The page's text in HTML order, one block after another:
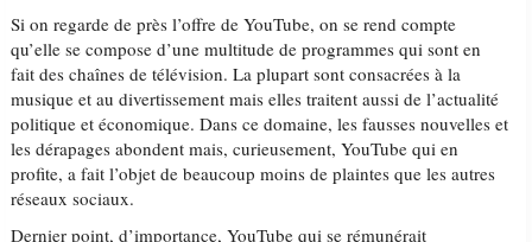
Si on regarde de près l’offre de YouTube, on se rend compte
qu’elle se compose d’une multitude de programmes qui sont en
fait des chaînes de télévision. La plupart sont consacrées à la
musique et au divertissement mais elles traitent aussi de l’actualité
politique et économique. Dans ce domaine, les fausses nouvelles et
les dérapages abondent mais, curieusement, YouTube qui en
profite, a fait l’objet de beaucoup moins de plaintes que les autres
réseaux sociaux.
Dernier point, d’importance, YouTube qui se rémunérait